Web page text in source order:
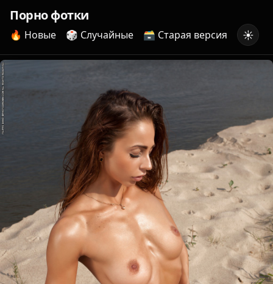
Порно фотки
🔥 Новые 🎲 Случайные 🗃️ Старая версия ☀️